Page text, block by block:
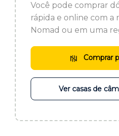
Você pode comprar
rápida e online com a
Nomad ou em uma
Comprar
Ver casas de